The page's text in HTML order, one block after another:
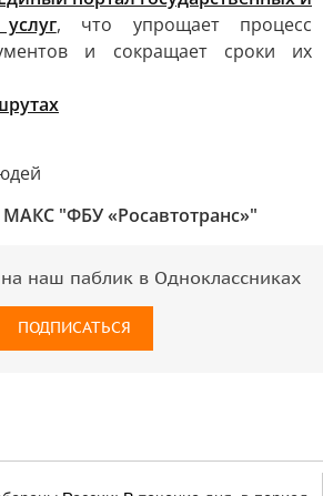
, что упрощает процесс
и сокращает сроки их
МАКС "ФБУ «Росавтотранс»"
наш паблик в Одноклассниках
ПОДПИСАТЬСЯ